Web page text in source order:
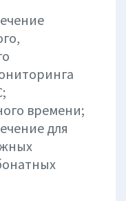
времени;
для